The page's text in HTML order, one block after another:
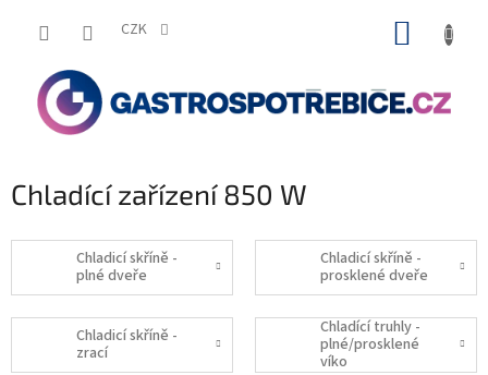
CZK
Chladící zařízení 850 W
Chladicí skříně -
plné dveře
Chladicí skříně -
prosklené dveře
Chladicí skříně -
zrací
Chladící truhly -
plné/prosklené
víko